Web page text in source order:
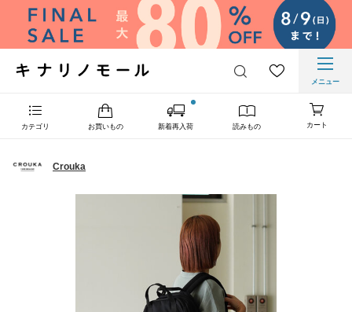
メニュー
カテゴリ お買いもの 新着再入荷 読みもの カート
Crouka